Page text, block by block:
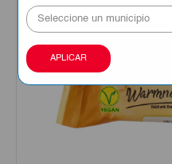
APLICAR